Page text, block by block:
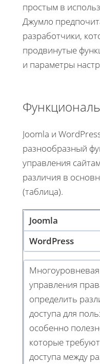
простым в
Джумло
разработчики,
продвинутые
и параметры
Joomla и
разнообразный
управления
различия в
(таблица).
Joomla
WordPress
Многоуровневая
управления
определить
доступа для
особенно
которые
доступа между